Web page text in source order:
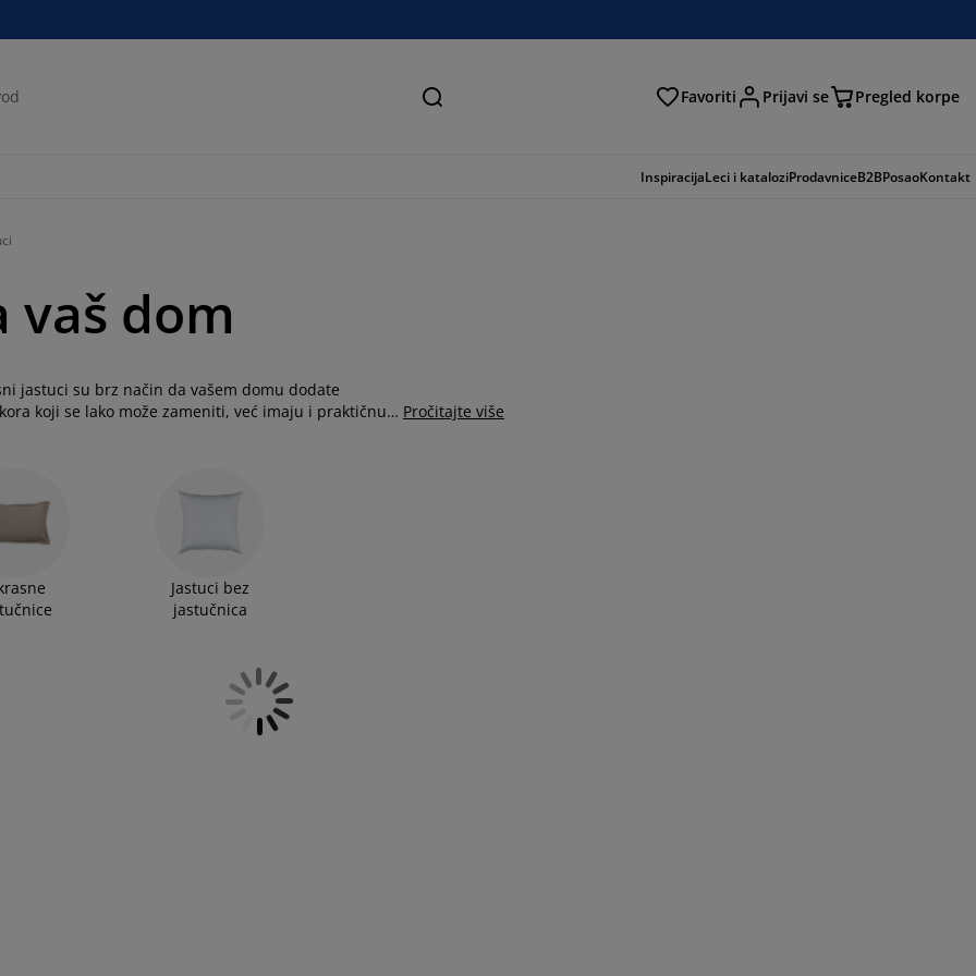
Pretraga Favoriti Prijavi se Pregled korpe
InspiracijaLeci i kataloziProdavniceB2BPosaoKontakt
vaš dom
jastuci su brz način da vašem domu dodate
koji se lako može zameniti, već imaju i praktičnu
Pročitajte više
Jastuci bez
jastučnica